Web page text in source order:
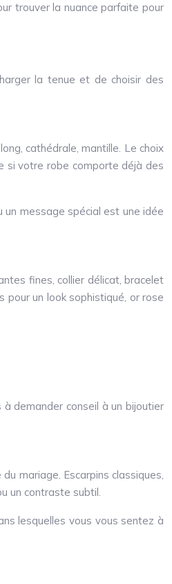
trouver la nuance parfaite pour
la tenue et de choisir des
cathédrale, mantille. Le choix
si votre robe comporte déjà des
un message spécial est une idée
fines, collier délicat, bracelet
pour un look sophistiqué, or rose
demander conseil à un bijoutier
mariage. Escarpins classiques,
un contraste subtil.
lesquelles vous vous sentez à